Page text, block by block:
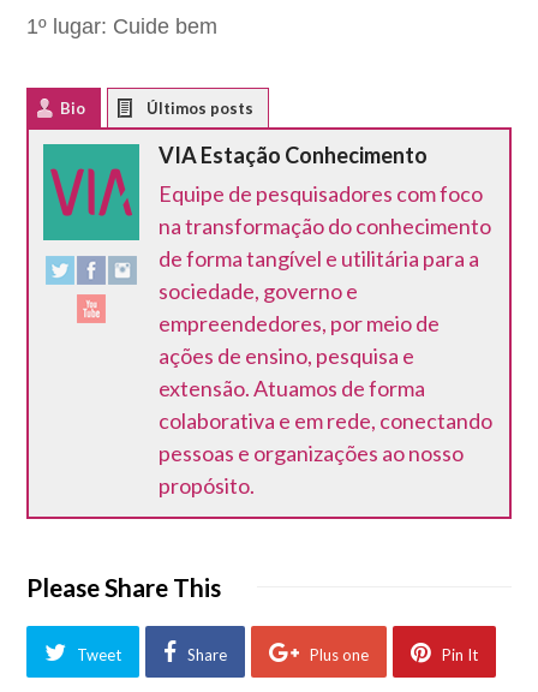
1º lugar: Cuide bem
Bio
VIA Estação Conhecimento
Equipe de pesquisadores com foco
na transformação do conhecimento
de forma tangível e utilitária para a
sociedade, governo e
empreendedores, por meio de
ações de ensino, pesquisa e
extensão. Atuamos de forma
colaborativa e em rede, conectando
pessoas e organizações ao nosso
propósito.
Please Share This
Tweet Share Plus one Pin It